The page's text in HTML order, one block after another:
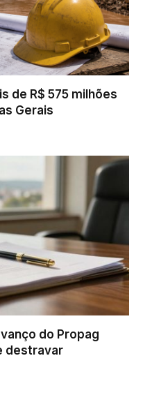
de R$ 575 milhões
Gerais
do Propag
destravar